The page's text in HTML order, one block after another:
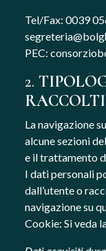
Tel/Fax: 0039
PEC:
2.
RACCOLTI
La navigazione
alcune sezioni
e il trattamento
I dati personali
dall’utente o
navigazione su
Cookie: Si veda